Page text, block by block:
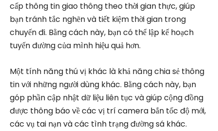
cấp thông tin giao thông theo thời gian thực, giúp
bạn tránh tắc nghẽn và tiết kiệm thời gian trong
chuyến đi. Bằng cách này, bạn có thể lập kế hoạch
tuyến đường của mình hiệu quả hơn.
Một tính năng thú vị khác là khả năng chia sẻ thông
tin với những người dùng khác. Bằng cách này, bạn
góp phần cập nhật dữ liệu liên tục và giúp cộng đồng
được thông báo về các vị trí camera bắn tốc độ mới,
các vụ tai nạn và các tình trạng đường sá khác.